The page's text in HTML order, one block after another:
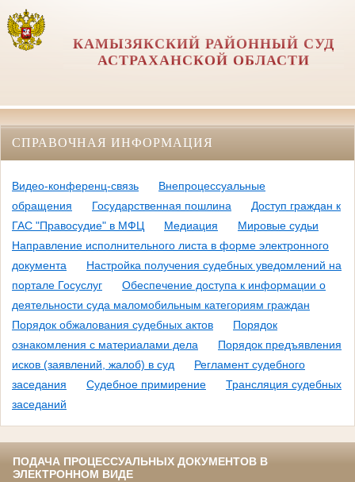
КАМЫЗЯКСКИЙ РАЙОННЫЙ СУД
АСТРАХАНСКОЙ ОБЛАСТИ
СПРАВОЧНАЯ ИНФОРМАЦИЯ
Видео-конференц-связь
Внепроцессуальные
обращения
Государственная пошлина
Доступ граждан к
ГАС "Правосудие" в МФЦ
Медиация
Мировые судьи
Направление исполнительного листа в форме электронного
документа
Настройка получения судебных уведомлений на
портале Госуслуг
Обеспечение доступа к информации о
деятельности суда маломобильным категориям граждан
Порядок обжалования судебных актов
Порядок
ознакомления с материалами дела
Порядок предъявления
исков (заявлений, жалоб) в суд
Регламент судебного
заседания
Судебное примирение
Трансляция судебных
заседаний
ПОДАЧА ПРОЦЕССУАЛЬНЫХ ДОКУМЕНТОВ В
ЭЛЕКТРОННОМ ВИДЕ